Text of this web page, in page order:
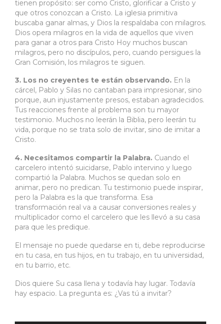
tienen propósito: ser como Cristo, glorificar a Cristo y
que otros conozcan a Cristo. La iglesia primitiva
buscaba ganar almas, y Dios la respaldaba con milagros.
Dios opera milagros en la vida de aquellos que viven
para ganar a otros para Cristo Hoy muchos buscan
milagros, pero no discípulos, pero, cuando persigues la
Gran Comisión, los milagros te siguen.
3. Los no creyentes te están observando. En la
cárcel, Pablo y Silas no cantaban para impresionar, sino
porque, aun injustamente presos, estaban agradecidos.
Tus reacciones frente al problema son tu mayor
testimonio. Muchos no leerán la Biblia, pero leerán tu
vida, porque no se trata solo de invitar, sino de imitar a
Cristo.
4. Necesitamos compartir la Palabra. Cuando el
carcelero intentó suicidarse, Pablo intervino y luego
compartió la Palabra. Muchos se quedan solo en
animar, pero no predican. Tu testimonio puede inspirar,
pero la Palabra es la que transforma. Esa
transformación real va a causar conversiones reales y
multiplicador como el carcelero que les llevó a su casa
para que les predique.
El mensaje no puede quedarse en ti, debe reproducirse
en tu casa, en tus hijos, en tu trabajo, en tu universidad,
en tu barrio, etc.
Dios quiere Su casa llena y todavía hay lugar. Todavía
hay espacio. La pregunta es: ¿Vas tú a invitar?